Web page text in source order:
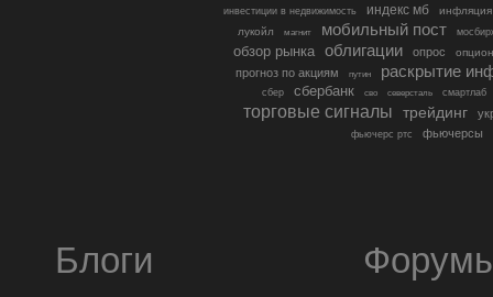
инвестиции в недвижимость индекс мб
инфляция
лукойл
магнит мобильный пост
обзор рынка облигации опрос
прогноз по акциям путин раскрытие
сбер сбербанк сво северсталь смартлаб
торговые сигналы трейдинг
фьючерс ртс фьючерсы
Блоги